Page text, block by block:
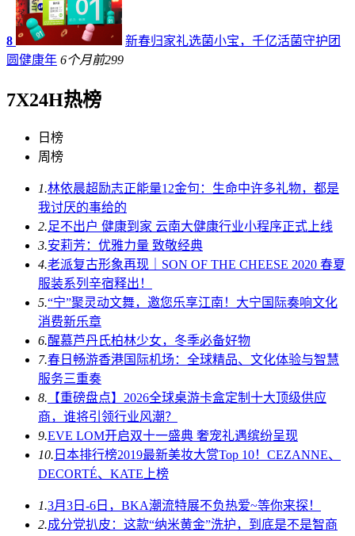
8
新春归家礼选菌小宝，千亿活菌守护团
圆健康年 6个月前299
7X24H热榜
日榜
周榜
1.林依晨超励志正能量12金句：生命中许多礼物，都是
我讨厌的事给的
2.足不出户 健康到家 云南大健康行业小程序正式上线
3.安莉芳：优雅力量 致敬经典
4.老派复古形象再现｜SON OF THE CHEESE 2020 春夏
服装系列辛宿释出！
5.“宁”聚灵动文舞，邀您乐享江南！大宁国际奏响文化
消费新乐章
6.醒慕芦丹氏柏林少女，冬季必备好物
7.春日畅游香港国际机场：全球精品、文化体验与智慧
服务三重奏
8. 【重磅盘点】2026全球桌游卡盒定制十大顶级供应
商，谁将引领行业风潮？
9.EVE LOM开启双十一盛典 奢宠礼遇缤纷呈现
10. 日本排行榜2019最新美妆大赏Top 10！CEZANNE、
DECORTÉ、KATE上榜
1.3月3日-6日，BKA潮流特展不负热爱~等你来探！
2.成分党扒皮：这款“纳米黄金”洗护，到底是不是智商